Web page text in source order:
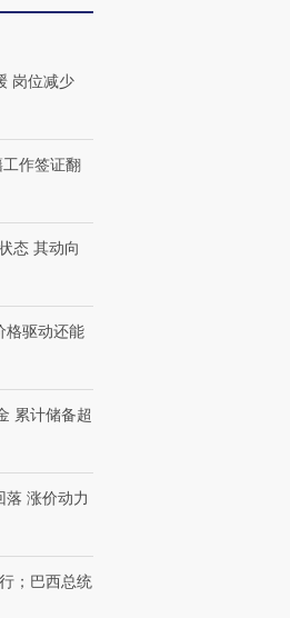
岗位减少
作签证翻
态 其动向
格驱动还能
累计储备超
落 涨价动力
；巴西总统